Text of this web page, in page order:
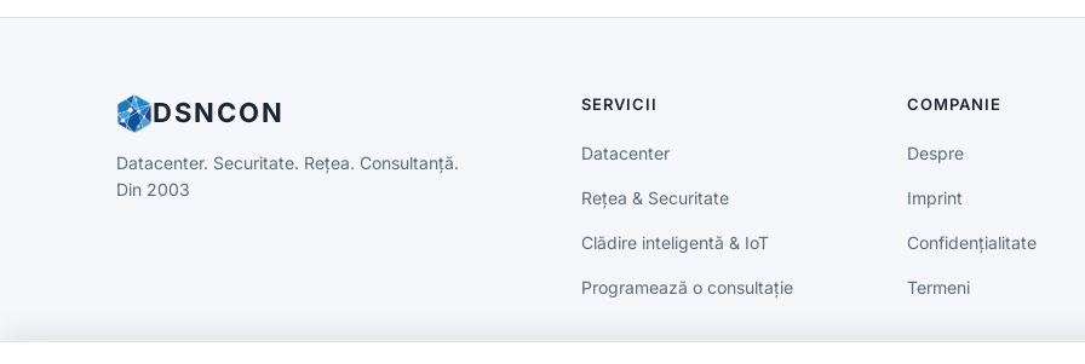
DSNCON
Datacenter. Securitate. Rețea. Consultanță.
Din 2003
SERVICII
Datacenter
Rețea & Securitate
Clădire inteligentă & IoT
Programează o consultație
COMPANIE
Despre
Imprint
Confidențialitate
Termeni